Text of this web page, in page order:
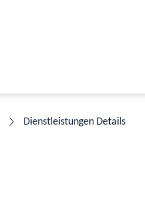
Dienstleistungen Details